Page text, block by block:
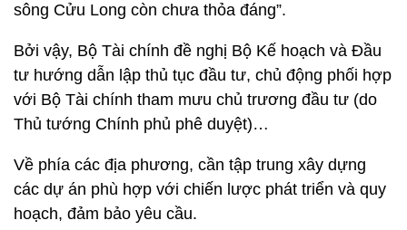
sông Cửu Long còn chưa thỏa đáng”.
Bởi vậy, Bộ Tài chính đề nghị Bộ Kế hoạch và Đầu
tư hướng dẫn lập thủ tục đầu tư, chủ động phối hợp
với Bộ Tài chính tham mưu chủ trương đầu tư (do
Thủ tướng Chính phủ phê duyệt)…
Về phía các địa phương, cần tập trung xây dựng
các dự án phù hợp với chiến lược phát triển và quy
hoạch, đảm bảo yêu cầu.